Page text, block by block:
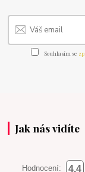
Souhlasím se
Jak nás vidíte